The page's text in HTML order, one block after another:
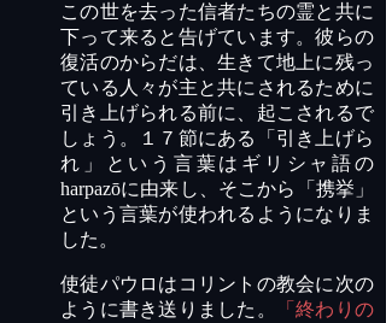
この世を去った信者たちの霊と共に
下って来ると告げています。彼らの
復活のからだは、生きて地上に残っ
ている人々が主と共にされるために
引き上げられる前に、起こされるで
しょう。１７節にある「引き上げら
れ」という言葉はギリシャ語の
harpazōに由来し、そこから「携挙」
という言葉が使われるようになりま
した。
使徒パウロはコリントの教会に次の
ように書き送りました。
「終わりの